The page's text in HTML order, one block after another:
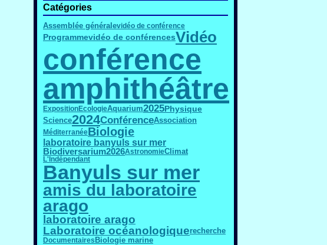
Catégories
Assemblée généralevidéo de conférence
Programmevidéo de conférencesVidéo
conférence
amphithéâtre
ExpositionEcologieAquarium2025Physique
Science2024ConférenceAssociation
MéditerranéeBiologie
laboratoire banyuls sur mer
Biodiversarium2026AstronomieClimat
L'Indépendant
Banyuls sur mer
amis du laboratoire
arago
laboratoire arago
Laboratoire océanologiquerecherche
Documentaires Biologie marine